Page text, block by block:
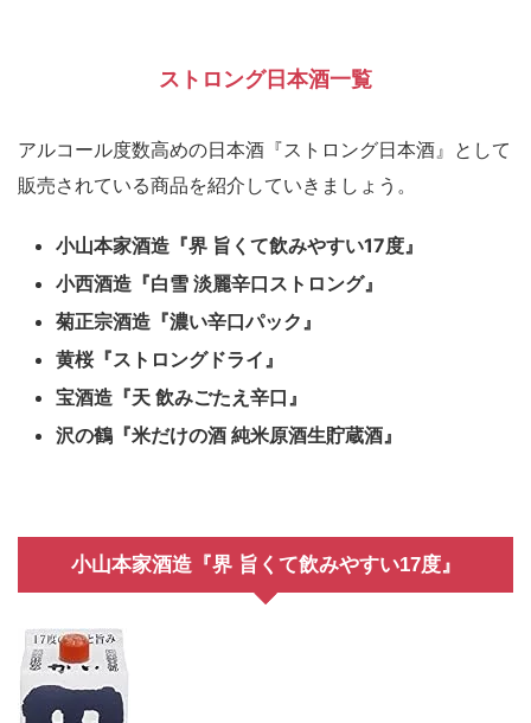
ストロング日本酒一覧
アルコール度数高めの日本酒『ストロング日本酒』として
販売されている商品を紹介していきましょう。
小山本家酒造『界 旨くて飲みやすい17度』
小西酒造『白雪 淡麗辛口ストロング』
菊正宗酒造『濃い辛口パック』
黄桜『ストロングドライ』
宝酒造『天 飲みごたえ辛口』
沢の鶴『米だけの酒 純米原酒生貯蔵酒』
小山本家酒造『界 旨くて飲みやすい17度』